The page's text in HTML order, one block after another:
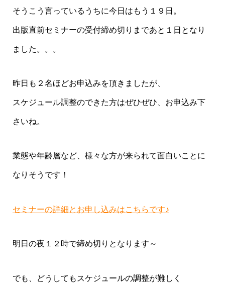
そうこう言っているうちに今日はもう１９日。
出版直前セミナーの受付締め切りまであと１日となり
ました。。。
昨日も２名ほどお申込みを頂きましたが、
スケジュール調整のできた方はぜひぜひ、お申込み下
さいね。
業態や年齢層など、様々な方が来られて面白いことに
なりそうです！
セミナーの詳細とお申し込みはこちらです♪
明日の夜１２時で締め切りとなります～
でも、どうしてもスケジュールの調整が難しく